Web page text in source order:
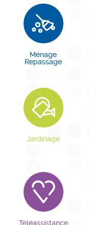
Ménage
Repassage
Jardinage
Téléassistance